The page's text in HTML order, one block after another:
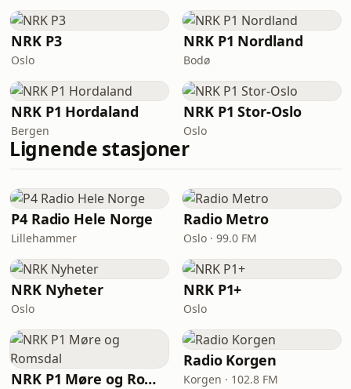
NRK P3
Oslo
NRK P1 Nordland
Bodø
NRK P1 Hordaland
Bergen
NRK P1 Stor-Oslo
Oslo
Lignende stasjoner
P4 Radio Hele Norge
Lillehammer
Radio Metro
Oslo · 99.0 FM
NRK Nyheter
Oslo
NRK P1+
Oslo
NRK P1 Møre og Romsdal
Radio Korgen
Korgen · 102.8 FM